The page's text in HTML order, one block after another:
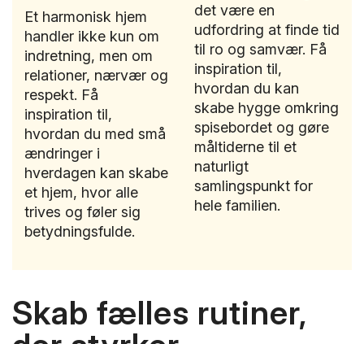
Et harmonisk hjem
handler ikke kun om
indretning, men om
relationer, nærvær og
respekt. Få
inspiration til,
hvordan du med små
ændringer i
hverdagen kan skabe
et hjem, hvor alle
trives og føler sig
betydningsfulde.
det være en
udfordring at finde tid
til ro og samvær. Få
inspiration til,
hvordan du kan
skabe hygge omkring
spisebordet og gøre
måltiderne til et
naturligt
samlingspunkt for
hele familien.
Skab fælles rutiner,